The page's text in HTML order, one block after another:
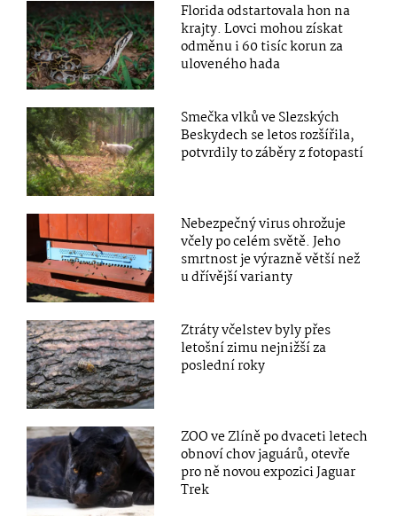
Florida odstartovala hon na
krajty. Lovci mohou získat
odměnu i 60 tisíc korun za
uloveného hada
Smečka vlků ve Slezských
Beskydech se letos rozšířila,
potvrdily to záběry z fotopastí
Nebezpečný virus ohrožuje
včely po celém světě. Jeho
smrtnost je výrazně větší než
u dřívější varianty
Ztráty včelstev byly přes
letošní zimu nejnižší za
poslední roky
ZOO ve Zlíně po dvaceti letech
obnoví chov jaguárů, otevře
pro ně novou expozici Jaguar
Trek